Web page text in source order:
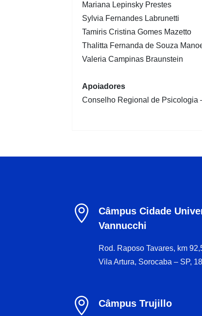
Mariana Lepinsky Prestes
Sylvia Fernandes Labrunetti
Tamiris Cristina Gomes Mazetto
Thalitta Fernanda de Souza
Valeria Campinas Braunstein
Apoiadores
Conselho Regional de Psicologia

Câmpus Cidade
Vannucchi
Rod. Raposo Tavares, km
Vila Artura, Sorocaba – SP,
 Câmpus Trujillo